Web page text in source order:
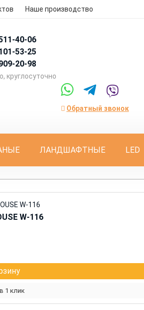
Наше производство
40-06
53-25
20-98
круглосуточно
Обратный звонок
ЛАНДШАФТНЫЕ LED
W-116
1 клик